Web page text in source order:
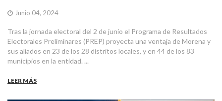
Junio 04, 2024
Tras la jornada electoral del 2 de junio el Programa de Resultados
Electorales Preliminares (PREP) proyecta una ventaja de Morena y
sus aliados en 23 de los 28 distritos locales, y en 44 de los 83
municipios en la entidad. ...
LEER MÁS